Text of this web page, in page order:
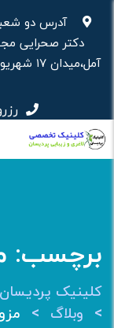
محتوا
آدرس دو
برچسب:
کلینیک
> وبلاگ >